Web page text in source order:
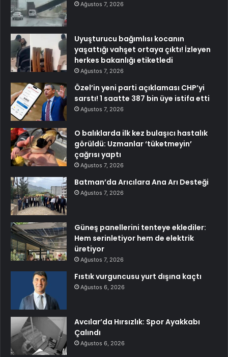
Ağustos 7, 2026
Uyuşturucu bağımlısı kocanın
yaşattığı vahşet ortaya çıktı! İzleyen
herkes bakanlığı etiketledi
Ağustos 7, 2026
Özel’in yeni parti açıklaması CHP’yi
sarstı! 1 saatte 387 bin üye istifa etti
Ağustos 7, 2026
O balıklarda ilk kez bulaşıcı hastalık
görüldü: Uzmanlar ‘tüketmeyin’
çağrısı yaptı
Ağustos 7, 2026
Batman’da Arıcılara Ana Arı Desteği
Ağustos 7, 2026
Güneş panellerini tenteye eklediler:
Hem serinletiyor hem de elektrik
üretiyor
Ağustos 7, 2026
Fıstık vurguncusu yurt dışına kaçtı
Ağustos 6, 2026
Avcılar’da Hırsızlık: Spor Ayakkabı
Çalındı
Ağustos 6, 2026